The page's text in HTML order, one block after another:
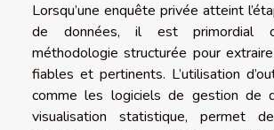
Lorsqu’une enquête privée atteint
de données, il est primordial
méthodologie structurée pour
fiables et pertinents. L’utilisation
comme les logiciels de gestion de
visualisation statistique, permet